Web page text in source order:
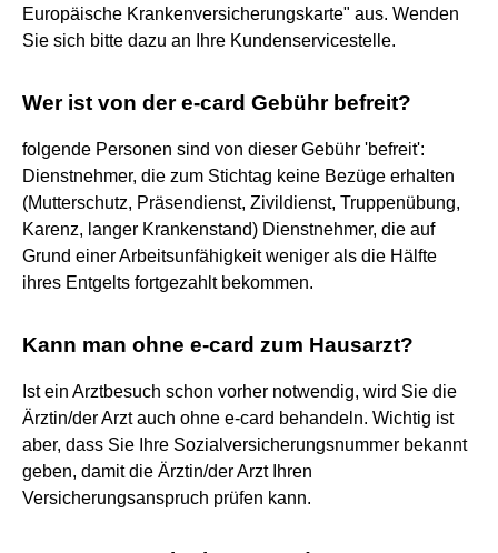
Europäische Krankenversicherungskarte" aus. Wenden
Sie sich bitte dazu an Ihre Kundenservicestelle.
Wer ist von der e-card Gebühr befreit?
folgende Personen sind von dieser Gebühr 'befreit':
Dienstnehmer, die zum Stichtag keine Bezüge erhalten
(Mutterschutz, Präsendienst, Zivildienst, Truppenübung,
Karenz, langer Krankenstand) Dienstnehmer, die auf
Grund einer Arbeitsunfähigkeit weniger als die Hälfte
ihres Entgelts fortgezahlt bekommen.
Kann man ohne e-card zum Hausarzt?
Ist ein Arztbesuch schon vorher notwendig, wird Sie die
Ärztin/der Arzt auch ohne e-card behandeln. Wichtig ist
aber, dass Sie Ihre Sozialversicherungsnummer bekannt
geben, damit die Ärztin/der Arzt Ihren
Versicherungsanspruch prüfen kann.